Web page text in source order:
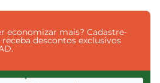
economizar mais? Cadastre-
receba descontos exclusivos